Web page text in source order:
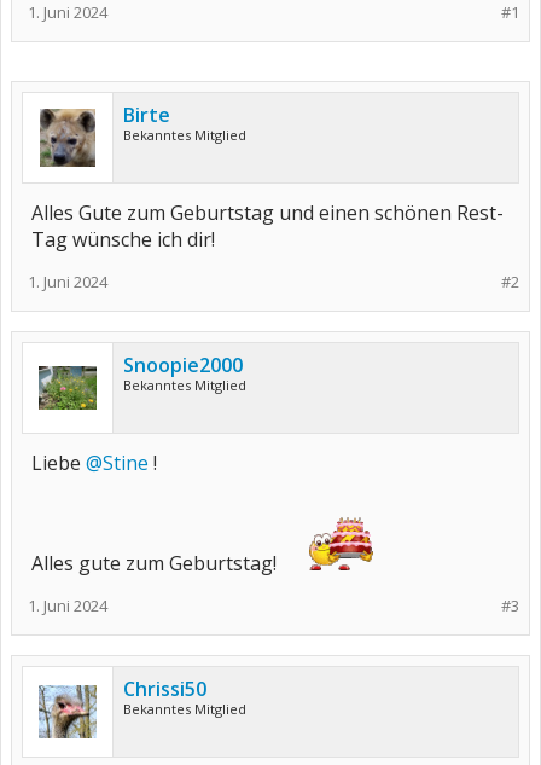
#1
1. Juni 2024
Birte
Bekanntes Mitglied
Alles Gute zum Geburtstag und einen schönen Rest-
Tag wünsche ich dir!
#2
1. Juni 2024
Snoopie2000
Bekanntes Mitglied
Liebe @Stine !
Alles gute zum Geburtstag!
#3
1. Juni 2024
Chrissi50
Bekanntes Mitglied